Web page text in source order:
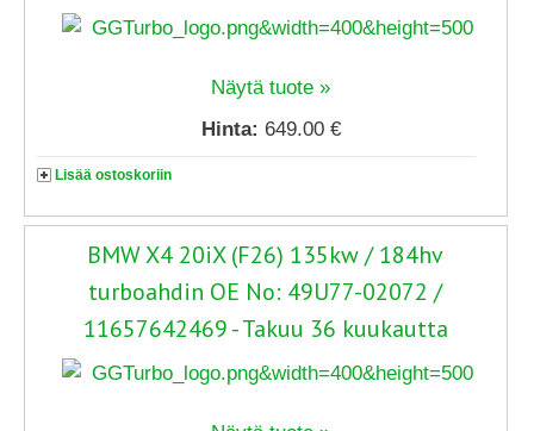
Näytä tuote »
Hinta: 649.00 €
Lisää ostoskoriin
BMW X4 20iX (F26) 135kw / 184hv
turboahdin OE No: 49U77-02072 /
11657642469 - Takuu 36 kuukautta